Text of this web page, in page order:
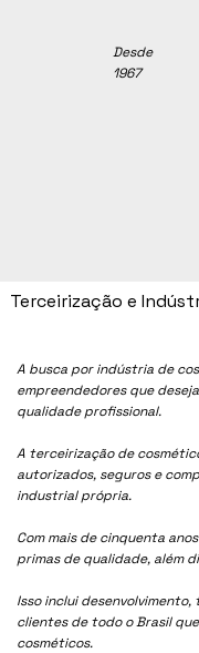
Desde
1967
A busca por indústria de
empreendedores que
qualidade profissional.
A terceirização de
autorizados, seguros e
industrial própria.
Com mais de cinquenta
primas de qualidade, além
Isso inclui
clientes de todo o Brasil
cosméticos.
Terceirização e